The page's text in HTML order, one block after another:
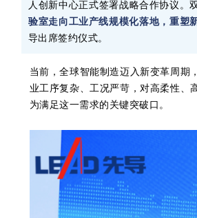
人创新中心正式签署战略合作协议。
验室走向工业产线规模化落地，重塑
导出席签约仪式。
当前，全球智能制造迈入新变革周期
业工序复杂、工况严苛，对高柔性、
为满足这一需求的关键突破口。